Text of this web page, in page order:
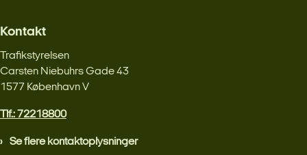
Kontakt
Trafikstyrelsen
Carsten Niebuhrs Gade 43
1577 København V
Tlf.: 72218800
Se flere kontaktoplysninger